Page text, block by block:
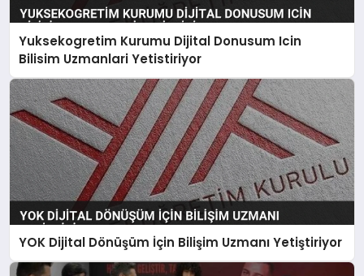
Yuksekogretim Kurumu Dijital Donusum Icin
Bilisim Uzmanlari Yetistiriyor
YOK Dijital Dönüşüm İçin Bilişim Uzmanı Yetiştiriyor